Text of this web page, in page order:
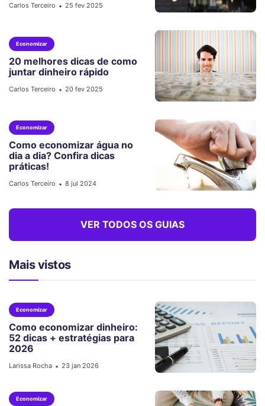
Carlos Terceiro • 25 fev 2025
Economizar
20 melhores dicas de como
juntar dinheiro rápido
Carlos Terceiro • 20 fev 2025
Economizar
Como economizar água no
dia a dia? Confira dicas
práticas!
Carlos Terceiro • 8 jul 2024
VER TODOS OS GUIAS
Mais vistos
Economizar
Como economizar dinheiro:
52 dicas + estratégias para
2026
Larissa Rocha • 23 jan 2026
Economizar